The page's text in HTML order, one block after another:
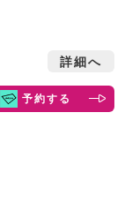
詳細へ
予約する